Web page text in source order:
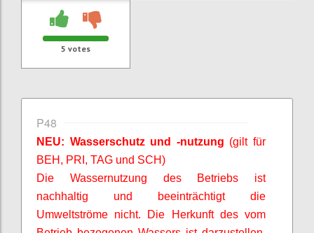
5 votes
P48
NEU: Wasserschutz und -nutzung (gilt für
BEH, PRI, TAG und SCH)
Die Wassernutzung des Betriebs ist
nachhaltig und beeinträchtigt die
Umweltströme nicht. Die Herkunft des vom